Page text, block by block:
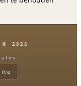
© 2026